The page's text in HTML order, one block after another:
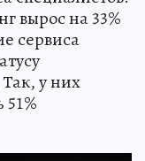
вырос на 33%
сервиса
у них